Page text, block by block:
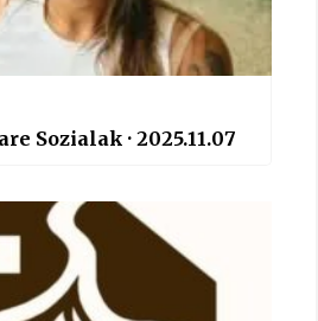
Sozialak · 2025.11.07